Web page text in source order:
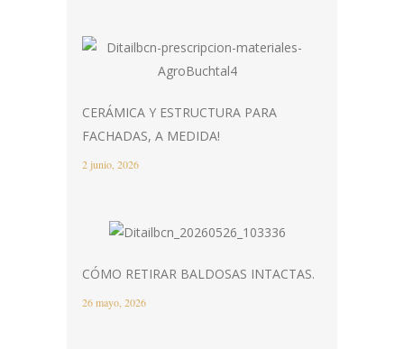
CERÁMICA Y ESTRUCTURA PARA
FACHADAS, A MEDIDA!
2 junio, 2026
CÓMO RETIRAR BALDOSAS INTACTAS.
26 mayo, 2026